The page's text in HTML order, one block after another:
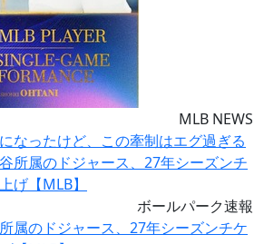
MLB NEWS
なったけど、この牽制はエグ過ぎる
ボールパーク速報
属のドジャース、27年シーズンチケ